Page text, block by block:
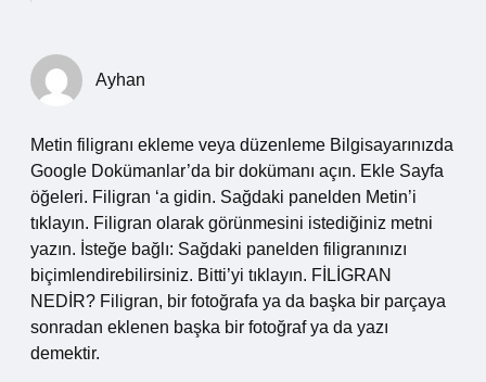
Ayhan
Metin filigranı ekleme veya düzenleme Bilgisayarınızda
Google Dokümanlar’da bir dokümanı açın. Ekle Sayfa
öğeleri. Filigran ‘a gidin. Sağdaki panelden Metin’i
tıklayın. Filigran olarak görünmesini istediğiniz metni
yazın. İsteğe bağlı: Sağdaki panelden filigranınızı
biçimlendirebilirsiniz. Bitti’yi tıklayın. FİLİGRAN
NEDİR? Filigran, bir fotoğrafa ya da başka bir parçaya
sonradan eklenen başka bir fotoğraf ya da yazı
demektir.